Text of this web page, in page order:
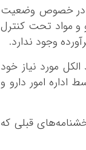
در خصوص وضعیت
و مواد تحت کنترل
مورد نیاز خود
اداره امور دارو و
قبلی که